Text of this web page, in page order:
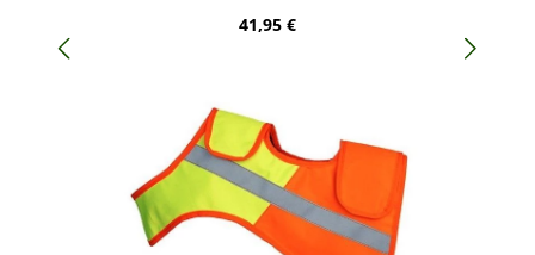
Regulärer Preis:
41,95 €